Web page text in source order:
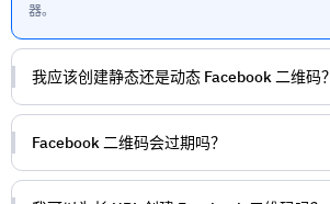
器。
我应该创建静态还是动态 Facebook 二维码？
Facebook 二维码会过期吗？